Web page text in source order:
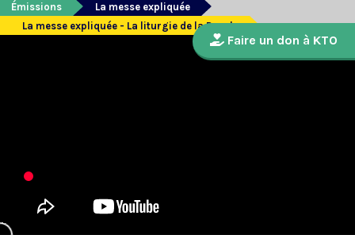
Émissions
La messe expliquée
La messe expliquée - La liturgie de la Parole
Faire un don à KTO